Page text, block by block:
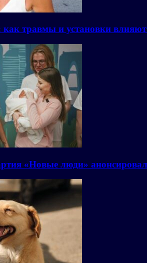
травмы и установки
«Новые люди»